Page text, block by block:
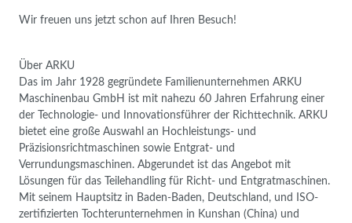
Wir freuen uns jetzt schon auf Ihren Besuch!
Über ARKU
Das im Jahr 1928 gegründete Familienunternehmen ARKU
Maschinenbau GmbH ist mit nahezu 60 Jahren Erfahrung einer
der Technologie- und Innovationsführer der Richttechnik. ARKU
bietet eine große Auswahl an Hochleistungs- und
Präzisionsrichtmaschinen sowie Entgrat- und
Verrundungsmaschinen. Abgerundet ist das Angebot mit
Lösungen für das Teilehandling für Richt- und Entgratmaschinen.
Mit seinem Hauptsitz in Baden-Baden, Deutschland, und ISO-
zertifizierten Tochterunternehmen in Kunshan (China) und